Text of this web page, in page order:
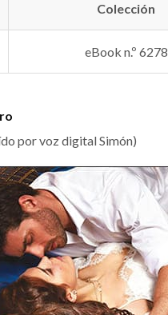
Colección
eBook n.º 6278
por voz digital Simón)